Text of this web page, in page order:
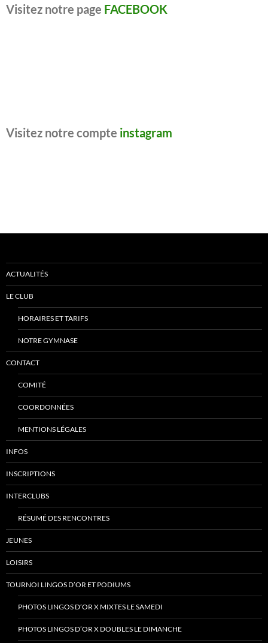
Visitez notre page FACEBOOK
Visitez notre compte instagram
ACTUALITÉS
LE CLUB
HORAIRES ET TARIFS
NOTRE GYMNASE
CONTACT
COMITÉ
COORDONNÉES
MENTIONS LÉGALES
INFOS
INSCRIPTIONS
INTERCLUBS
RÉSUMÉ DES RENCONTRES
JEUNES
LOISIRS
TOURNOI LINGOS D’OR ET PODIUMS
PHOTOS LINGOS D’OR X MIXTES LE SAMEDI
PHOTOS LINGOS D’OR X DOUBLES LE DIMANCHE